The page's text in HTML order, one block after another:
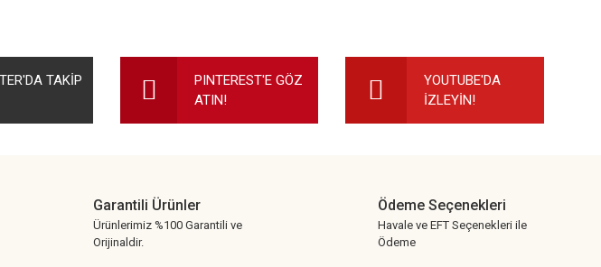
siz yapın!
TAKİP
PINTEREST'E GÖZ
ATIN!
YOUTUBE'DA
İZLEYİN!
Garantili Ürünler
Ürünlerimiz %100 Garantili ve
Orijinaldir.
Ödeme Seçenekleri
Havale ve EFT Seçenekleri ile
Ödeme